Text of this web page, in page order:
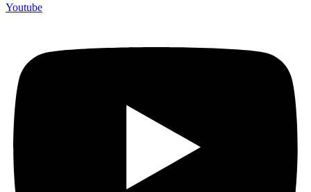
Youtube